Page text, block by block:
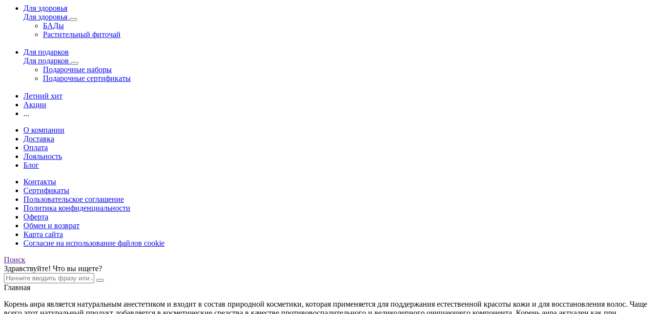
Для здоровья
Для здоровья
БАДы
Растительный фиточай
Для подарков
Для подарков
Подарочные наборы
Подарочные сертификаты
Летний хит
Акции
...
О компании
Доставка
Оплата
Лояльность
Блог
Контакты
Сертификаты
Пользовательское соглашение
Политика конфиденциальности
Оферта
Обмен и возврат
Карта сайта
Согласие на использование файлов cookie
Поиск
Здравствуйте! Что вы ищете?
Главная
Корень аира является натуральным анестетиком и входит в состав природной косметики, которая применяется для поддержания естественной красоты кожи и для восстановления волос. Чаще